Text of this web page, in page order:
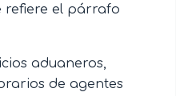
refiere el párrafo
aduaneros,
de agentes